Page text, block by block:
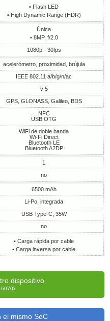
• Flash LED
• High Dynamic Range (HDR)
Única
• 8MP, f/2.0
1080p - 30fps
acelerómetro, proximidad, brújula
IEEE 802.11 a/b/g/n/ac
v 5
GPS, GLONASS, Galileo, BDS
NFC
USB OTG
WiFi de doble banda
Wi-Fi Direct
Bluetooth LE
Bluetooth A2DP
1
no
6500 mAh
Li-Po, integrada
USB Type-C, 35W
no
• Carga rápida por cable
• Carga inversa por cable
dispositivo
6070)
el mismo SoC